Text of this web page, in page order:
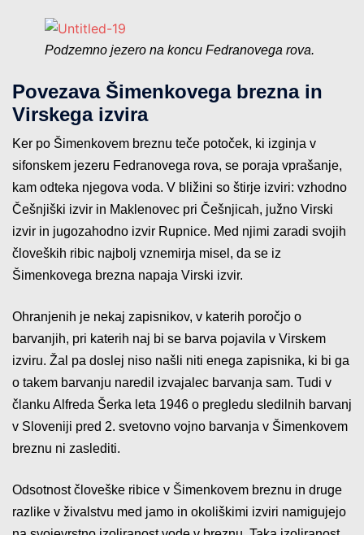
Podzemno jezero na koncu Fedranovega rova.
Povezava Šimenkovega brezna in
Virskega izvira
Ker po Šimenkovem breznu teče potoček, ki izginja v
sifonskem jezeru Fedranovega rova, se poraja vprašanje,
kam odteka njegova voda. V bližini so štirje izviri: vzhodno
Češnjiški izvir in Maklenovec pri Češnjicah, južno Virski
izvir in jugozahodno izvir Rupnice. Med njimi zaradi svojih
človeških ribic najbolj vznemirja misel, da se iz
Šimenkovega brezna napaja Virski izvir.
Ohranjenih je nekaj zapisnikov, v katerih poročjo o
barvanjih, pri katerih naj bi se barva pojavila v Virskem
izviru. Žal pa doslej niso našli niti enega zapisnika, ki bi ga
o takem barvanju naredil izvajalec barvanja sam. Tudi v
članku Alfreda Šerka leta 1946 o pregledu sledilnih barvanj
v Sloveniji pred 2. svetovno vojno barvanja v Šimenkovem
breznu ni zaslediti.
Odsotnost človeške ribice v Šimenkovem breznu in druge
razlike v živalstvu med jamo in okoliškimi izviri namigujejo